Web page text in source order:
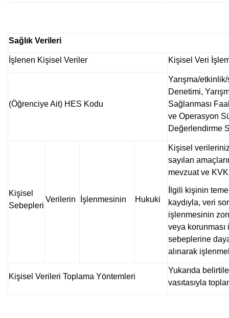
Sağlık Verileri
İşlenen Kişisel Veriler Kişisel Veri
(Öğrenciye Ait) HES Kodu
Yarışma/
Denetimi,
Sağlanması
ve Operasyon
Değerlendirme
Kişisel
Sebepleri
Verilerin İşlenmesinin Hukuki
Kişisel
sayılan
mevzuat ve
İlgili kişinin
kaydıyla, veri
işlenmesinin
veya
sebeplerine
alınarak
Kişisel Verileri Toplama Yöntemleri
Yukarıda
vasıtasıyla